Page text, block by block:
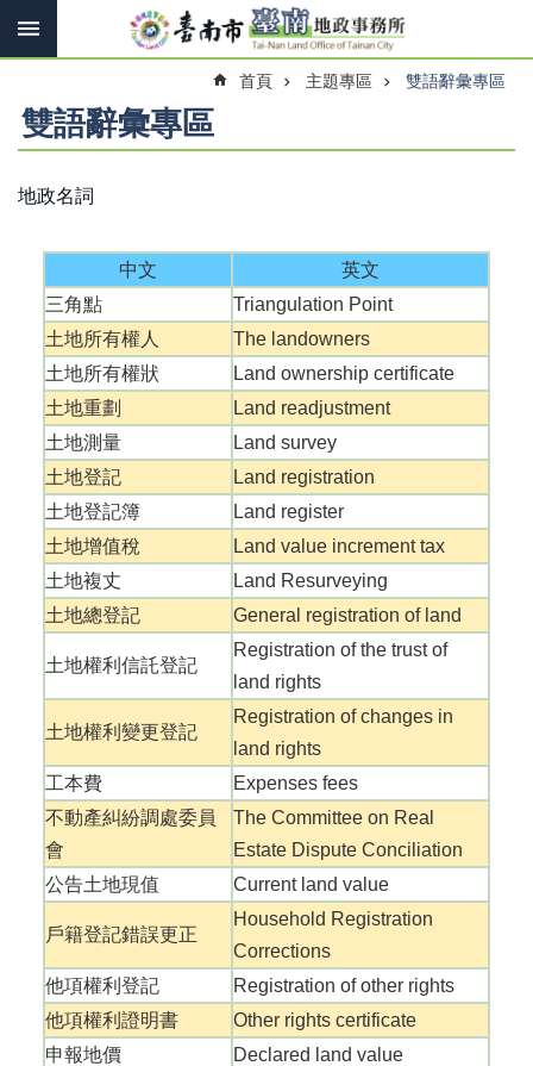
跳到主要內容區塊
搜
搜
尋
首頁 主題專區 雙語辭彙專區
雙語辭彙專區
地政名詞
中文
英文
三角點
Triangulation Point
土地所有權人
The landowners
土地所有權狀
Land ownership certificate
土地重劃
Land readjustment
土地測量
Land survey
土地登記
Land registration
土地登記簿
Land register
土地增值稅
Land value increment tax
土地複丈
Land Resurveying
土地總登記
General registration of land
土地權利信託登記
Registration of the trust of
land rights
土地權利變更登記
Registration of changes in
land rights
工本費
Expenses fees
不動產糾紛調處委員
會
The Committee on Real
Estate Dispute Conciliation
公告土地現值
Current land value
戶籍登記錯誤更正
Household Registration
Corrections
他項權利登記
Registration of other rights
他項權利證明書
Other rights certificate
申報地價
Declared land value